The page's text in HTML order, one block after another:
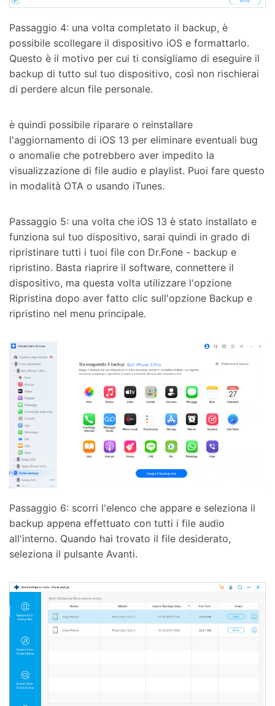
Passaggio 4: una volta completato il backup, è
possibile scollegare il dispositivo iOS e formattarlo.
Questo è il motivo per cui ti consigliamo di eseguire il
backup di tutto sul tuo dispositivo, così non rischierai
di perdere alcun file personale.
è quindi possibile riparare o reinstallare
l'aggiornamento di iOS 13 per eliminare eventuali bug
o anomalie che potrebbero aver impedito la
visualizzazione di file audio e playlist. Puoi fare questo
in modalità OTA o usando iTunes.
Passaggio 5: una volta che iOS 13 è stato installato e
funziona sul tuo dispositivo, sarai quindi in grado di
ripristinare tutti i tuoi file con Dr.Fone - backup e
ripristino. Basta riaprire il software, connettere il
dispositivo, ma questa volta utilizzare l'opzione
Ripristina dopo aver fatto clic sull'opzione Backup e
ripristino nel menu principale.
Passaggio 6: scorri l'elenco che appare e seleziona il
backup appena effettuato con tutti i file audio
all'interno. Quando hai trovato il file desiderato,
seleziona il pulsante Avanti.